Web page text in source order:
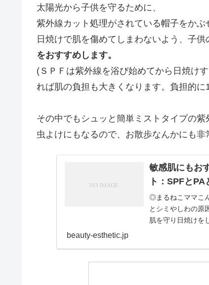
太陽光から子供を守るために、
紫外線カット処理がされている帽子をかぶ
日焼けで肌を傷めてしまわないよう、子
をおすすめします。
(ＳＰＦは紫外線を浴び始めてから日焼け
れば肌の負担も大きくなります。負担的
その中でもシュッと簡単ミストタイプの紫
虫よけにもなるので、お散歩なんかにも非
敏感肌にもお
ト：SPFと
◎まるねこママこ
とシミやしわの原
肌を守り日焼けを
beauty-esthetic.jp